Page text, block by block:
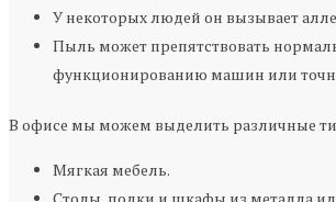
У некоторых людей он вызывает
Пыль может препятствовать
функционированию машин или
В офисе мы можем выделить различные
Мягкая мебель.